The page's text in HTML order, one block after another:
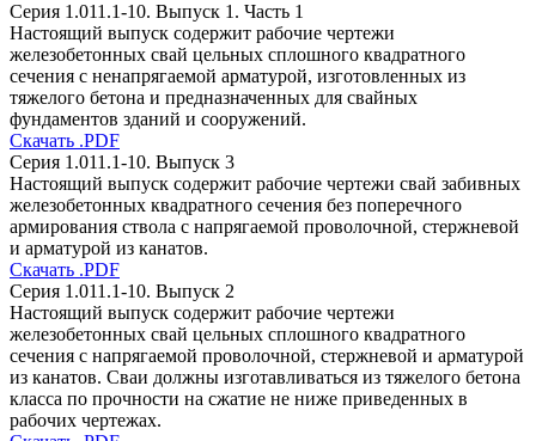
Серия 1.011.1-10. Выпуск 1. Часть 1
Настоящий выпуск содержит рабочие чертежи
железобетонных свай цельных сплошного квадратного
сечения с ненапрягаемой арматурой, изготовленных из
тяжелого бетона и предназначенных для свайных
фундаментов зданий и сооружений.
Скачать .PDF
Серия 1.011.1-10. Выпуск 3
Настоящий выпуск содержит рабочие чертежи свай забивных
железобетонных квадратного сечения без поперечного
армирования ствола с напрягаемой проволочной, стержневой
и арматурой из канатов.
Скачать .PDF
Серия 1.011.1-10. Выпуск 2
Настоящий выпуск содержит рабочие чертежи
железобетонных свай цельных сплошного квадратного
сечения с напрягаемой проволочной, стержневой и арматурой
из канатов. Сваи должны изготавливаться из тяжелого бетона
класса по прочности на сжатие не ниже приведенных в
рабочих чертежах.